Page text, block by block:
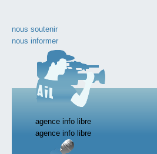
nous soutenir
nous informer
agence info libre
Close
agence info libre